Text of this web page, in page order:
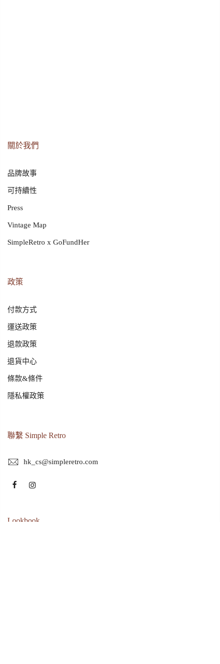
關於我們
品牌故事
可持續性
Press
Vintage Map
SimpleRetro x GoFundHer
政策
付款方式
運送政策
退款政策
退貨中心
條款&條件
隱私權政策
聯繫 Simple Retro
hk_cs@simpleretro.com
Lookbook